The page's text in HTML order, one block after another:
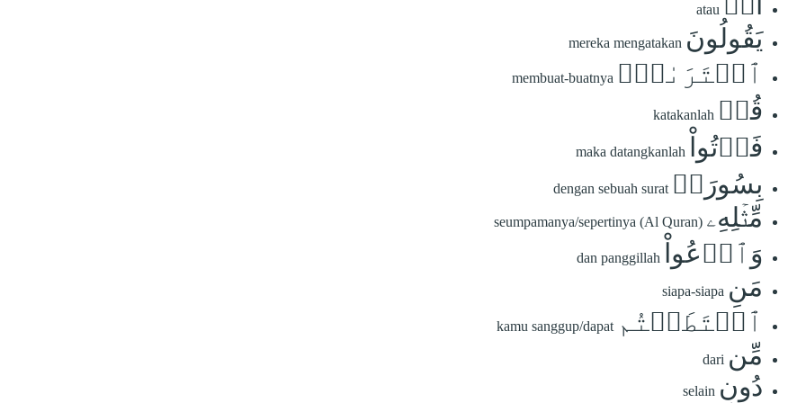
atau
يَقُولُونَ mereka mengatakan
ٱفۡتَرَىٰهُۖ membuat-buatnya
قُلۡ katakanlah
فَأۡتُواْ maka datangkanlah
بِسُورَةٖ dengan sebuah surat
مِّثۡلِهِۦ seumpamanya/sepertinya (Al Quran)
وَٱدۡعُواْ dan panggillah
مَنِ siapa-siapa
ٱسۡتَطَعۡتُم kamu sanggup/dapat
مِّن dari
دُونِ selain